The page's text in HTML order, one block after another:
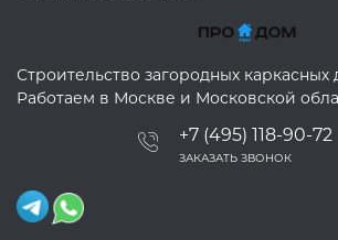
Строительство загородных
Работаем в Москве и Московской
+7 (495) 118-90-72
ЗАКАЗАТЬ ЗВОНОК